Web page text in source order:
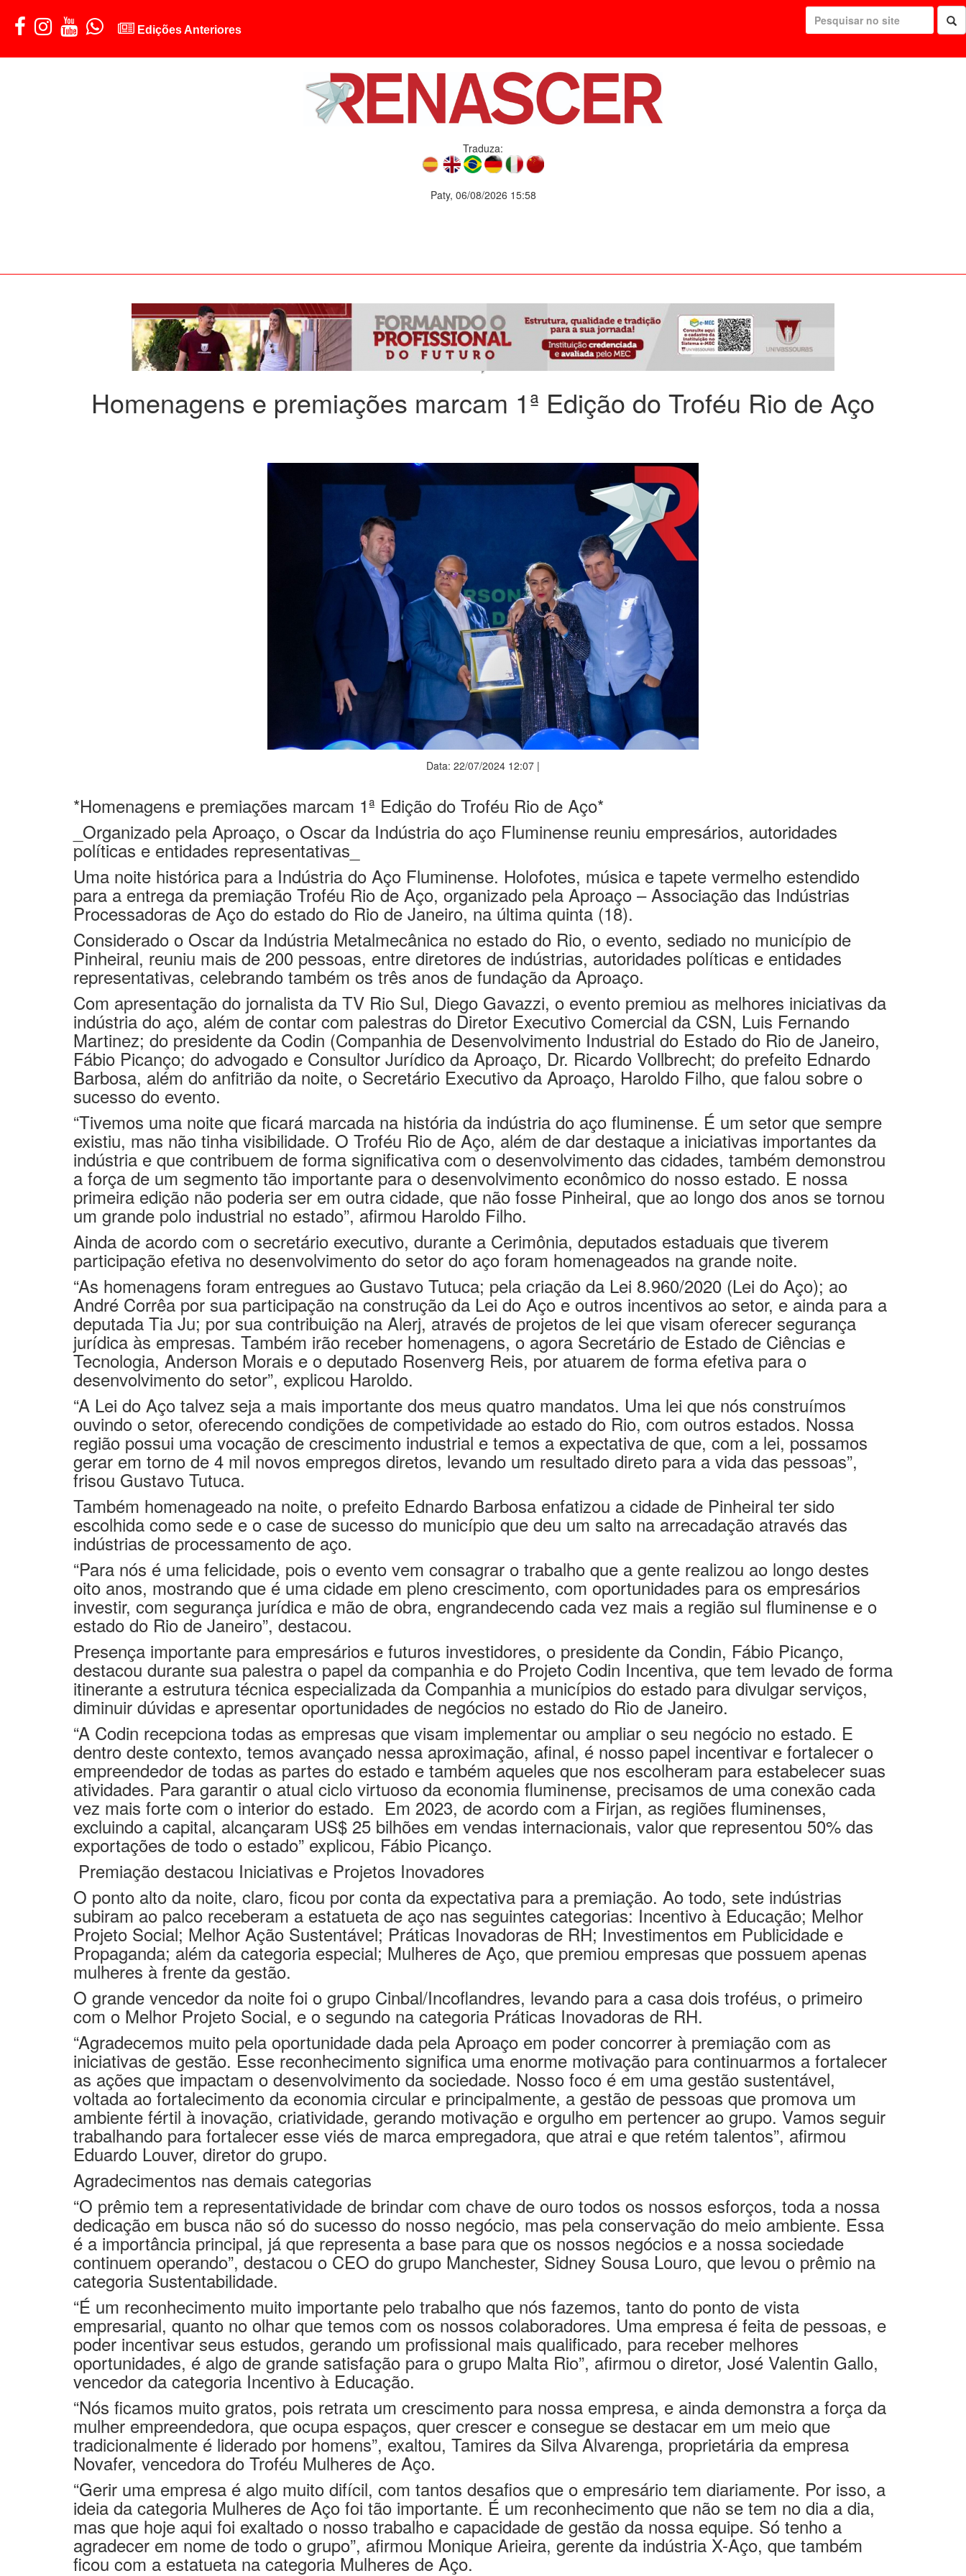
Edições Anteriores
Traduza:
Paty, 06/08/2026 15:58
Homenagens e premiações marcam 1ª Edição do Troféu Rio de Aço
Data: 22/07/2024 12:07 |
*Homenagens e premiações marcam 1ª Edição do Troféu Rio de Aço*
_Organizado pela Aproaço, o Oscar da Indústria do aço Fluminense reuniu empresários, autoridades
políticas e entidades representativas_
Uma noite histórica para a Indústria do Aço Fluminense. Holofotes, música e tapete vermelho estendido
para a entrega da premiação Troféu Rio de Aço, organizado pela Aproaço – Associação das Indústrias
Processadoras de Aço do estado do Rio de Janeiro, na última quinta (18).
Considerado o Oscar da Indústria Metalmecânica no estado do Rio, o evento, sediado no município de
Pinheiral, reuniu mais de 200 pessoas, entre diretores de indústrias, autoridades políticas e entidades
representativas, celebrando também os três anos de fundação da Aproaço.
Com apresentação do jornalista da TV Rio Sul, Diego Gavazzi, o evento premiou as melhores iniciativas da
indústria do aço, além de contar com palestras do Diretor Executivo Comercial da CSN, Luis Fernando
Martinez; do presidente da Codin (Companhia de Desenvolvimento Industrial do Estado do Rio de Janeiro,
Fábio Picanço; do advogado e Consultor Jurídico da Aproaço, Dr. Ricardo Vollbrecht; do prefeito Ednardo
Barbosa, além do anfitrião da noite, o Secretário Executivo da Aproaço, Haroldo Filho, que falou sobre o
sucesso do evento.
“Tivemos uma noite que ficará marcada na história da indústria do aço fluminense. É um setor que sempre
existiu, mas não tinha visibilidade. O Troféu Rio de Aço, além de dar destaque a iniciativas importantes da
indústria e que contribuem de forma significativa com o desenvolvimento das cidades, também demonstrou
a força de um segmento tão importante para o desenvolvimento econômico do nosso estado. E nossa
primeira edição não poderia ser em outra cidade, que não fosse Pinheiral, que ao longo dos anos se tornou
um grande polo industrial no estado”, afirmou Haroldo Filho.
Ainda de acordo com o secretário executivo, durante a Cerimônia, deputados estaduais que tiverem
participação efetiva no desenvolvimento do setor do aço foram homenageados na grande noite.
“As homenagens foram entregues ao Gustavo Tutuca; pela criação da Lei 8.960/2020 (Lei do Aço); ao
André Corrêa por sua participação na construção da Lei do Aço e outros incentivos ao setor, e ainda para a
deputada Tia Ju; por sua contribuição na Alerj, através de projetos de lei que visam oferecer segurança
jurídica às empresas. Também irão receber homenagens, o agora Secretário de Estado de Ciências e
Tecnologia, Anderson Morais e o deputado Rosenverg Reis, por atuarem de forma efetiva para o
desenvolvimento do setor”, explicou Haroldo.
“A Lei do Aço talvez seja a mais importante dos meus quatro mandatos. Uma lei que nós construímos
ouvindo o setor, oferecendo condições de competividade ao estado do Rio, com outros estados. Nossa
região possui uma vocação de crescimento industrial e temos a expectativa de que, com a lei, possamos
gerar em torno de 4 mil novos empregos diretos, levando um resultado direto para a vida das pessoas”,
frisou Gustavo Tutuca.
Também homenageado na noite, o prefeito Ednardo Barbosa enfatizou a cidade de Pinheiral ter sido
escolhida como sede e o case de sucesso do município que deu um salto na arrecadação através das
indústrias de processamento de aço.
“Para nós é uma felicidade, pois o evento vem consagrar o trabalho que a gente realizou ao longo destes
oito anos, mostrando que é uma cidade em pleno crescimento, com oportunidades para os empresários
investir, com segurança jurídica e mão de obra, engrandecendo cada vez mais a região sul fluminense e o
estado do Rio de Janeiro”, destacou.
Presença importante para empresários e futuros investidores, o presidente da Condin, Fábio Picanço,
destacou durante sua palestra o papel da companhia e do Projeto Codin Incentiva, que tem levado de forma
itinerante a estrutura técnica especializada da Companhia a municípios do estado para divulgar serviços,
diminuir dúvidas e apresentar oportunidades de negócios no estado do Rio de Janeiro.
“A Codin recepciona todas as empresas que visam implementar ou ampliar o seu negócio no estado. E
dentro deste contexto, temos avançado nessa aproximação, afinal, é nosso papel incentivar e fortalecer o
empreendedor de todas as partes do estado e também aqueles que nos escolheram para estabelecer suas
atividades. Para garantir o atual ciclo virtuoso da economia fluminense, precisamos de uma conexão cada
vez mais forte com o interior do estado. Em 2023, de acordo com a Firjan, as regiões fluminenses,
excluindo a capital, alcançaram US$ 25 bilhões em vendas internacionais, valor que representou 50% das
exportações de todo o estado” explicou, Fábio Picanço.
Premiação destacou Iniciativas e Projetos Inovadores
O ponto alto da noite, claro, ficou por conta da expectativa para a premiação. Ao todo, sete indústrias
subiram ao palco receberam a estatueta de aço nas seguintes categorias: Incentivo à Educação; Melhor
Projeto Social; Melhor Ação Sustentável; Práticas Inovadoras de RH; Investimentos em Publicidade e
Propaganda; além da categoria especial; Mulheres de Aço, que premiou empresas que possuem apenas
mulheres à frente da gestão.
O grande vencedor da noite foi o grupo Cinbal/Incoflandres, levando para a casa dois troféus, o primeiro
com o Melhor Projeto Social, e o segundo na categoria Práticas Inovadoras de RH.
“Agradecemos muito pela oportunidade dada pela Aproaço em poder concorrer à premiação com as
iniciativas de gestão. Esse reconhecimento significa uma enorme motivação para continuarmos a fortalecer
as ações que impactam o desenvolvimento da sociedade. Nosso foco é em uma gestão sustentável,
voltada ao fortalecimento da economia circular e principalmente, a gestão de pessoas que promova um
ambiente fértil à inovação, criatividade, gerando motivação e orgulho em pertencer ao grupo. Vamos seguir
trabalhando para fortalecer esse viés de marca empregadora, que atrai e que retém talentos”, afirmou
Eduardo Louver, diretor do grupo.
Agradecimentos nas demais categorias
“O prêmio tem a representatividade de brindar com chave de ouro todos os nossos esforços, toda a nossa
dedicação em busca não só do sucesso do nosso negócio, mas pela conservação do meio ambiente. Essa
é a importância principal, já que representa a base para que os nossos negócios e a nossa sociedade
continuem operando”, destacou o CEO do grupo Manchester, Sidney Sousa Louro, que levou o prêmio na
categoria Sustentabilidade.
“É um reconhecimento muito importante pelo trabalho que nós fazemos, tanto do ponto de vista
empresarial, quanto no olhar que temos com os nossos colaboradores. Uma empresa é feita de pessoas, e
poder incentivar seus estudos, gerando um profissional mais qualificado, para receber melhores
oportunidades, é algo de grande satisfação para o grupo Malta Rio”, afirmou o diretor, José Valentin Gallo,
vencedor da categoria Incentivo à Educação.
“Nós ficamos muito gratos, pois retrata um crescimento para nossa empresa, e ainda demonstra a força da
mulher empreendedora, que ocupa espaços, quer crescer e consegue se destacar em um meio que
tradicionalmente é liderado por homens”, exaltou, Tamires da Silva Alvarenga, proprietária da empresa
Novafer, vencedora do Troféu Mulheres de Aço.
“Gerir uma empresa é algo muito difícil, com tantos desafios que o empresário tem diariamente. Por isso, a
ideia da categoria Mulheres de Aço foi tão importante. É um reconhecimento que não se tem no dia a dia,
mas que hoje aqui foi exaltado o nosso trabalho e capacidade de gestão da nossa equipe. Só tenho a
agradecer em nome de todo o grupo”, afirmou Monique Arieira, gerente da indústria X-Aço, que também
ficou com a estatueta na categoria Mulheres de Aço.